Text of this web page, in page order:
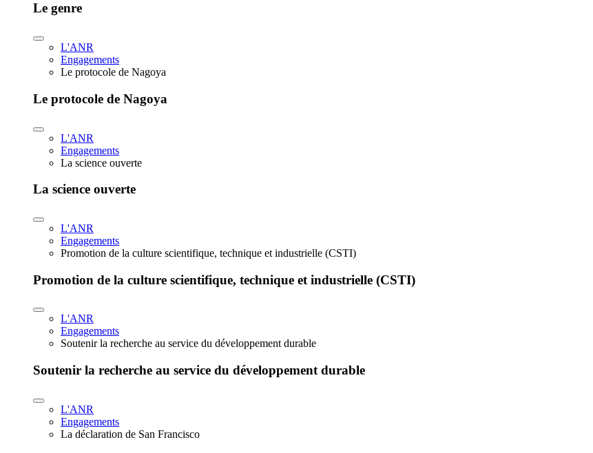
Le genre
L'ANR
Engagements
Le protocole de Nagoya
Le protocole de Nagoya
L'ANR
Engagements
La science ouverte
La science ouverte
L'ANR
Engagements
Promotion de la culture scientifique, technique et industrielle (CSTI)
Promotion de la culture scientifique, technique et industrielle (CSTI)
L'ANR
Engagements
Soutenir la recherche au service du développement durable
Soutenir la recherche au service du développement durable
L'ANR
Engagements
La déclaration de San Francisco